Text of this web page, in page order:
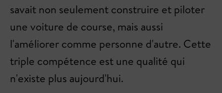
savait non seulement construire et piloter
une voiture de course, mais aussi
l'améliorer comme personne d'autre. Cette
triple compétence est une qualité qui
n'existe plus aujourd'hui.